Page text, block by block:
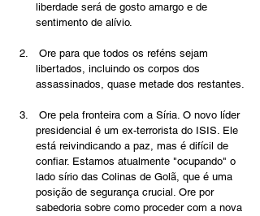
liberdade será de gosto amargo e de
sentimento de alívio.
Ore para que todos os reféns sejam
libertados, incluindo os corpos dos
assassinados, quase metade dos restantes.
Ore pela fronteira com a Síria. O novo líder
presidencial é um ex-terrorista do ISIS. Ele
está reivindicando a paz, mas é difícil de
confiar. Estamos atualmente "ocupando" o
lado sírio das Colinas de Golã, que é uma
posição de segurança crucial. Ore por
sabedoria sobre como proceder com a nova